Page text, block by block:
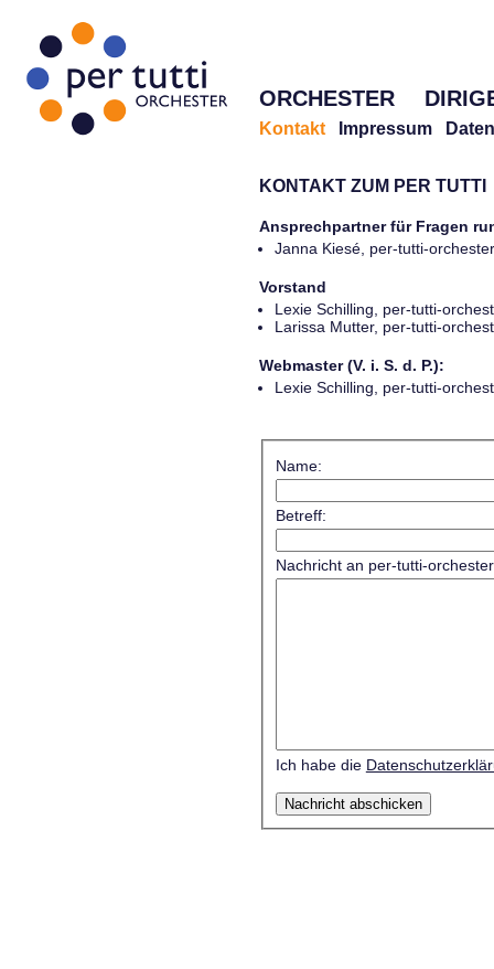
ORCHESTER
Kontakt Impressum
KONTAKT ZUM PER TUTTI
Ansprechpartner für Fragen
Janna Kiesé, per-tutti-
Vorstand
Lexie Schilling, per-tutti-
Larissa Mutter, per-tutti-
Webmaster (V. i. S. d. P.):
Lexie Schilling, per-tutti-
Name:
Betreff:
Nachricht an per-tutti-
Ich habe die